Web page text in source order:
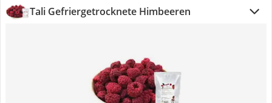
Tali Gefriergetrocknete Himbeeren